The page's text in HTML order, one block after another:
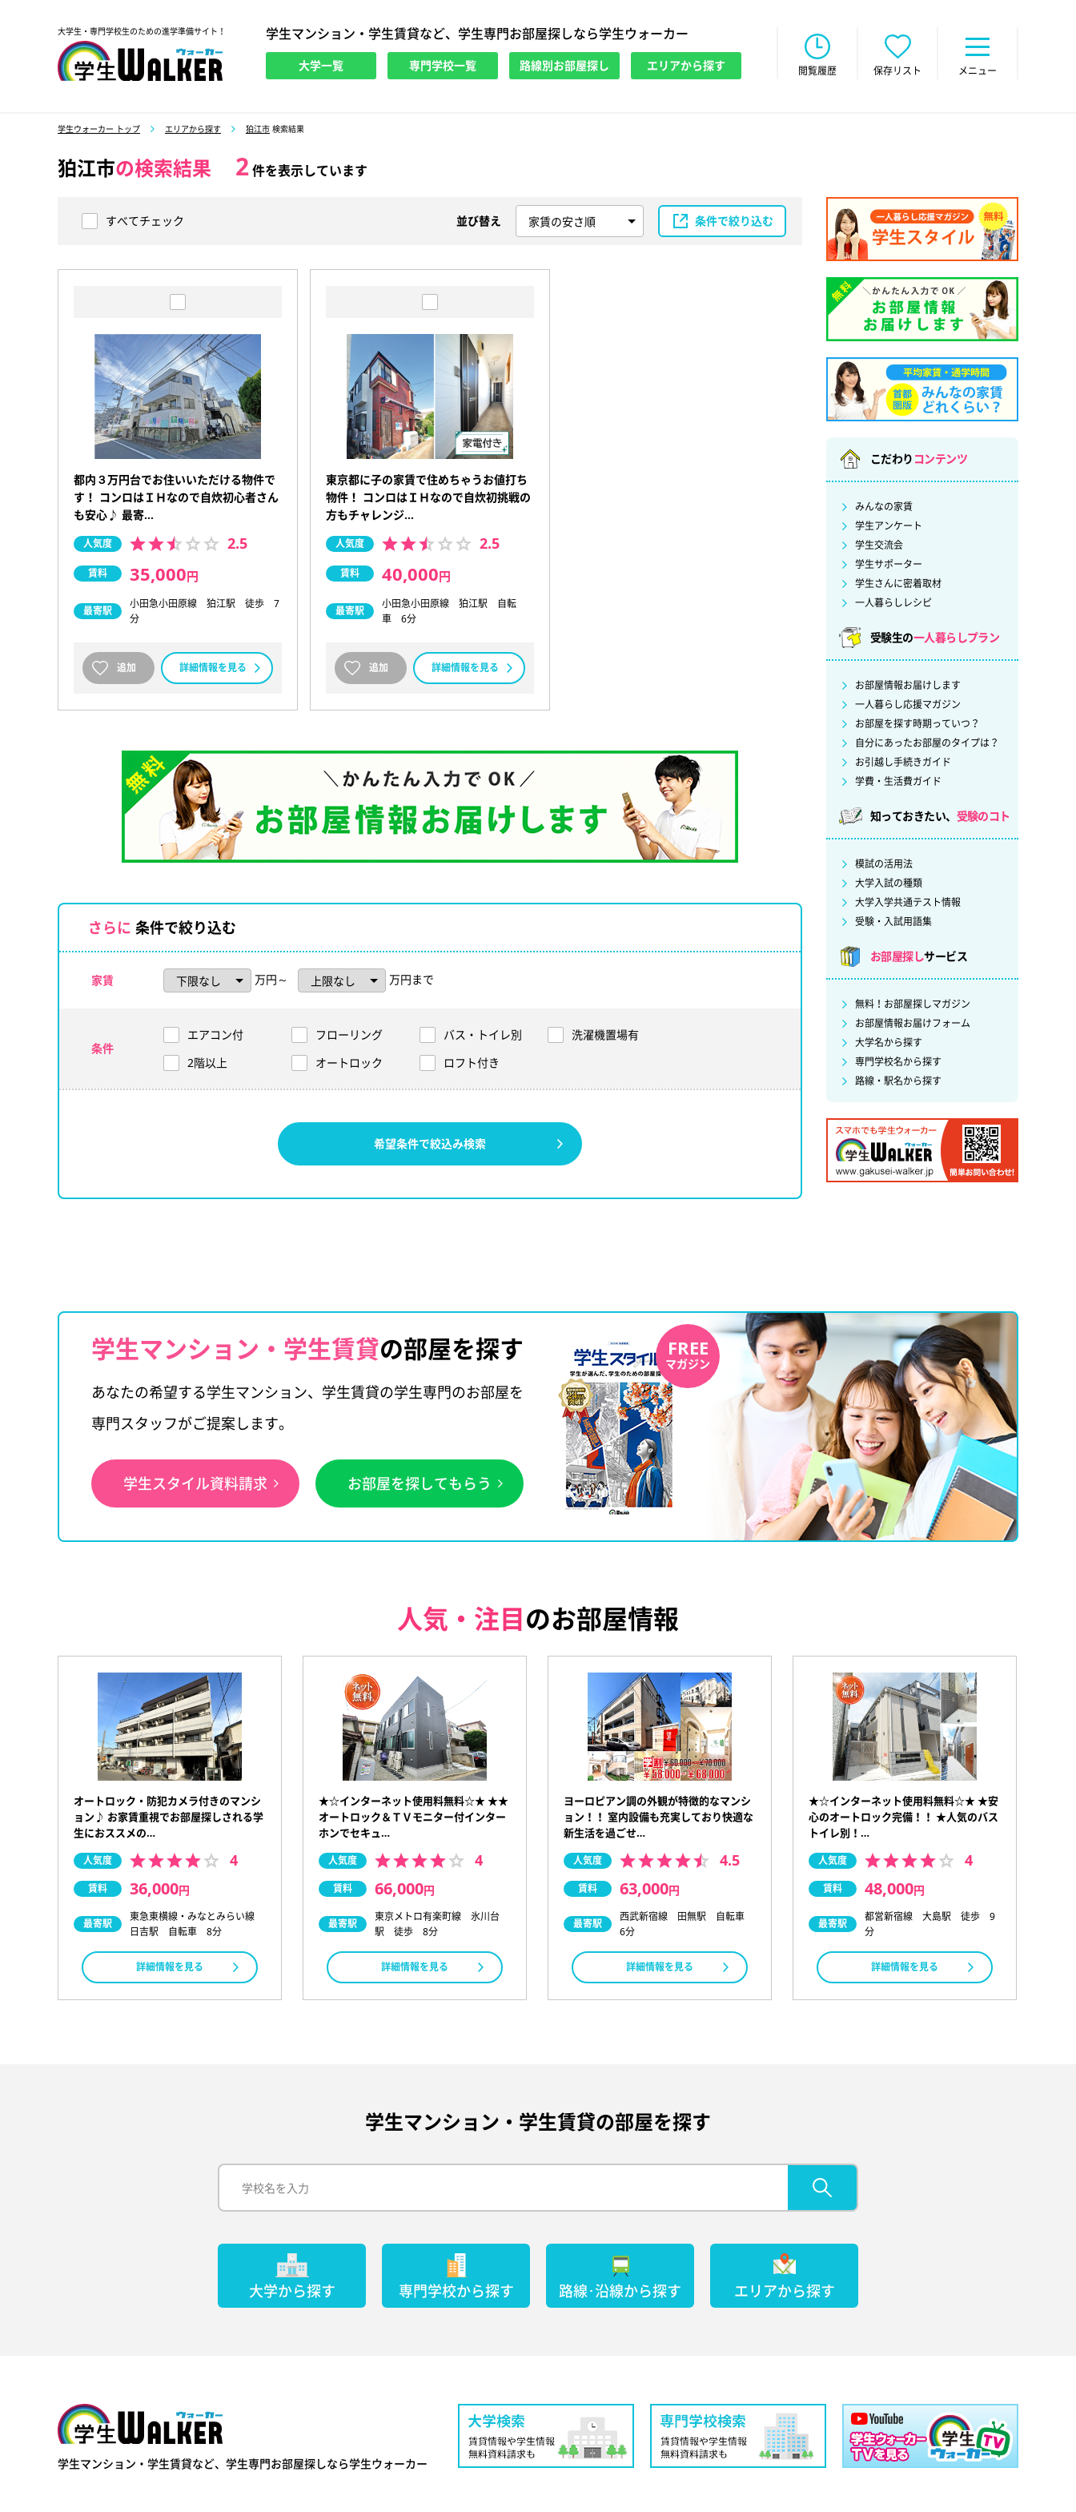
大学生・専門学校生のための進学準備サイト！ 学生マンション・学生賃貸など、学生専門お部屋探しなら学生ウォーカー
大学一覧 専門学校一覧 路線別お部屋探し エリアから探す 閲覧履歴 保存リスト メニュー
学生ウォーカー トップ エリアから探す 狛江市 検索結果
狛江市の検索結果 2件を表示しています
すべてチェック 並び替え 条件で絞り込む
都内３万円台でお住いいただける物件で
す！ コンロはＩＨなので自炊初心者さん
も安心♪ 最寄…
人気度 2.5
賃料 35,000円
最寄駅
小田急小田原線 狛江駅 徒歩 7
分
追加 詳細情報を見る
東京都に子の家賃で住めちゃうお値打ち
物件！ コンロはＩＨなので自炊初挑戦の
方もチャレンジ…
人気度 2.5
賃料 40,000円
最寄駅
小田急小田原線 狛江駅 自転
車 6分
追加 詳細情報を見る
さらに 条件で絞り込む
家賃 万円～ 万円まで
条件
エアコン付 フローリング バス・トイレ別
洗濯機置場有
2階以上
オートロック ロフト付き
希望条件で絞込み検索
こだわり コンテンツ
みんなの家賃
学生アンケート
学生交流会
学生サポーター
学生さんに密着取材
一人暮らしレシピ
受験生の一人暮らしプラン
お部屋情報お届けします
一人暮らし応援マガジン
お部屋を探す時期っていつ？
自分にあったお部屋のタイプは？
お引越し手続きガイド
学費・生活費ガイド
知っておきたい、 受験のコト
模試の活用法
大学入試の種類
大学入学共通テスト情報
受験・入試用語集
お部屋探しサービス
無料！お部屋探しマガジン
お部屋情報お届けフォーム
大学名から探す
専門学校名から探す
路線・駅名から探す
FREE
マガジン
学生マンション・学生賃貸の部屋を探す
あなたの希望する学生マンション、学生賃貸の学生専門のお部屋を
専門スタッフがご提案します。
学生スタイル資料請求 お部屋を探してもらう
人気・注目のお部屋情報
オートロック・防犯カメラ付きのマンシ
ョン♪ お家賃重視でお部屋探しされる学
生におススメの…
人気度 4
賃料 36,000円
最寄駅
東急東横線・みなとみらい線
日吉駅 自転車 8分
詳細情報を見る
★☆インターネット使用料無料☆★ ★★
オートロック＆ＴＶモニター付インター
ホンでセキュ…
人気度 4
賃料 66,000円
最寄駅
東京メトロ有楽町線 氷川台
駅 徒歩 8分
詳細情報を見る
ヨーロピアン調の外観が特徴的なマンシ
ョン！！ 室内設備も充実しており快適な
新生活を過ごせ…
人気度 4.5
賃料 63,000円
最寄駅
西武新宿線 田無駅 自転車
6分
詳細情報を見る
★☆インターネット使用料無料☆★ ★安
心のオートロック完備！！ ★人気のバス
トイレ別！…
人気度 4
賃料 48,000円
最寄駅
都営新宿線 大島駅 徒歩 9
分
詳細情報を見る
学生マンション・学生賃貸の部屋を探す
大学から探す 専門学校から探す 路線･沿線から探す エリアから探す
学生ウォーカー
学生マンション・学生賃貸など、 学生専門お部屋探しなら学生ウォーカー